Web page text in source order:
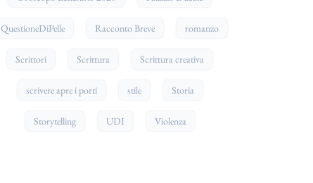
QuestioneDiPelle Racconto Breve romanzo
Scrittori Scrittura Scrittura creativa
scrivere apre i porti stile Storia
Storytelling UDI Violenza